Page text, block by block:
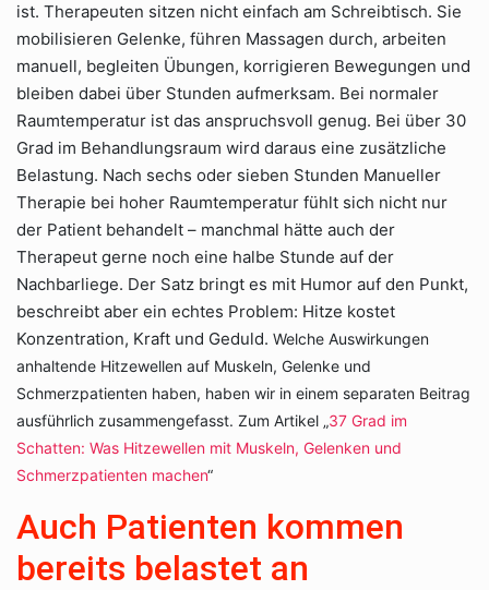
ist. Therapeuten sitzen nicht einfach am Schreibtisch. Sie
mobilisieren Gelenke, führen Massagen durch, arbeiten
manuell, begleiten Übungen, korrigieren Bewegungen und
bleiben dabei über Stunden aufmerksam. Bei normaler
Raumtemperatur ist das anspruchsvoll genug. Bei über 30
Grad im Behandlungsraum wird daraus eine zusätzliche
Belastung. Nach sechs oder sieben Stunden Manueller
Therapie bei hoher Raumtemperatur fühlt sich nicht nur
der Patient behandelt – manchmal hätte auch der
Therapeut gerne noch eine halbe Stunde auf der
Nachbarliege. Der Satz bringt es mit Humor auf den Punkt,
beschreibt aber ein echtes Problem: Hitze kostet
Konzentration, Kraft und Geduld. Welche Auswirkungen
anhaltende Hitzewellen auf Muskeln, Gelenke und
Schmerzpatienten haben, haben wir in einem separaten Beitrag
ausführlich zusammengefasst. Zum Artikel „37 Grad im
Schatten: Was Hitzewellen mit Muskeln, Gelenken und
Schmerzpatienten machen“
Auch Patienten kommen
bereits belastet an